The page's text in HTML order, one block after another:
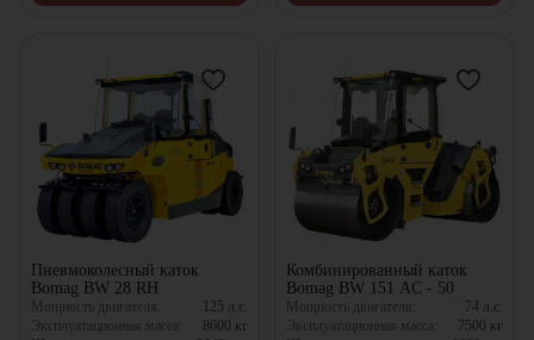
Пневмоколесный каток
Bomag BW 28 RH
Мощность двигателя: 125 л.с.
Эксплуатационная масса:
8600 кг
Комбинированный каток
Bomag BW 151 AC - 50
Мощность двигателя: 74 л.с.
Эксплуатационная масса:
7500 кг